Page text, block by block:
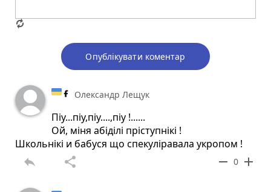
Опублікувати коментар
Олександр Лещук
Піу...піу,піу....,піу !......
Ой, міня абіділі пріступнікі !
Школьнікі и бабуся що спекуліравала укропом !
reply share remove 0 add